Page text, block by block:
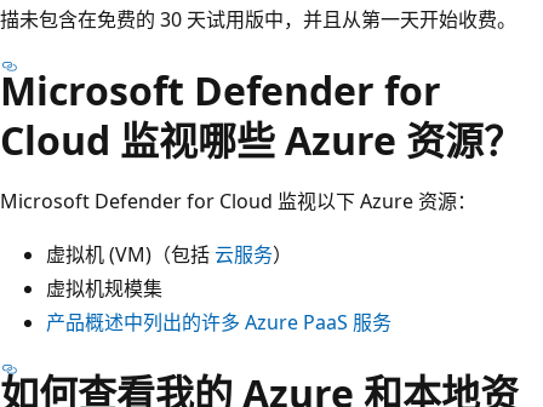
描未包含在免费的 30 天试用版中，并且从第一天开始收费。
Microsoft Defender for
Cloud 监视哪些 Azure 资源？
Microsoft Defender for Cloud 监视以下 Azure 资源：
虚拟机 (VM)（包括云服务）
虚拟机规模集
产品概述中列出的许多 Azure PaaS 服务
如何查看我的 Azure 和本地资